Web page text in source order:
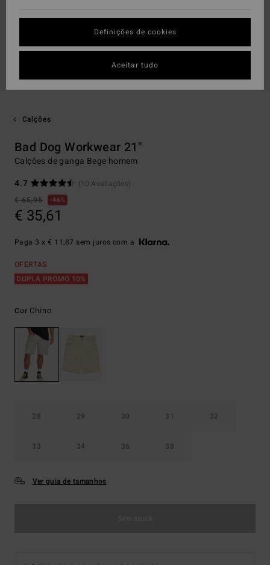
Calções
Bad Dog Workwear 21"
Calções de ganga Bege homem
4.7
(10 Avaliações)
€ 65,95
46%
€ 35,61
Paga 3 x € 11,87 sem juros com a
OFERTAS
DUPLA PROMO 10%
Cor Chino
28 29 30 31 32
33 34 36 38
Ver guia de tamanhos
Definições de cookies
Aceitar tudo